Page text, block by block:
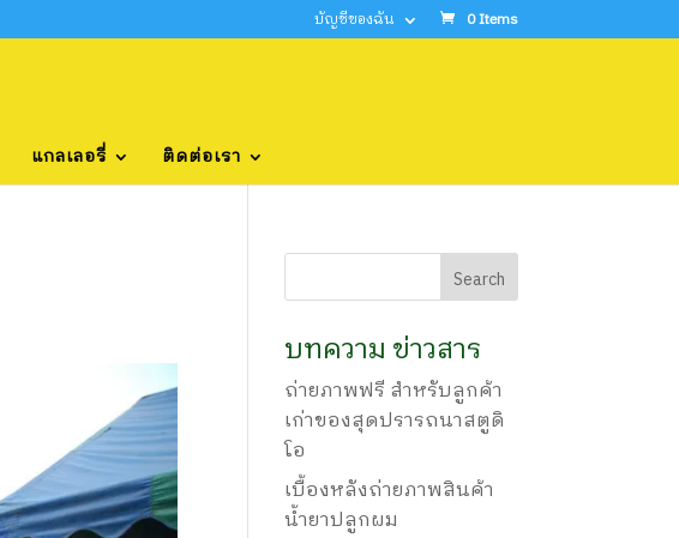
บัญชีของฉัน 0 Items
แกลเลอรี่ ติดต่อเรา
บทความ ข่าวสาร
ถ่ายภาพฟรี สำหรับลูกค้า
เก่าของสุดปรารถนาสตูดิ
โอ
เบื้องหลังถ่ายภาพสินค้า
น้ำยาปลูกผม